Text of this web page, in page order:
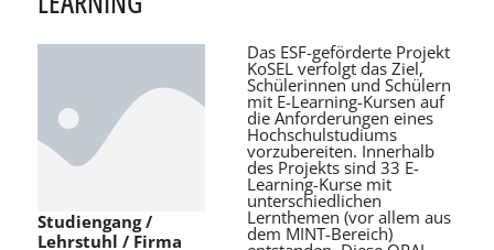
Studiengang /
Lehrstuhl / Firma
Das ESF-geförderte Projekt
KoSEL verfolgt das Ziel,
Schülerinnen und Schülern
mit E-Learning-Kursen auf
die Anforderungen eines
Hochschulstudiums
vorzubereiten. Innerhalb
des Projekts sind 33 E-
Learning-Kurse mit
unterschiedlichen
Lernthemen (vor allem aus
dem MINT-Bereich)